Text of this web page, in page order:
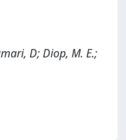
D; Diop, M. E.;